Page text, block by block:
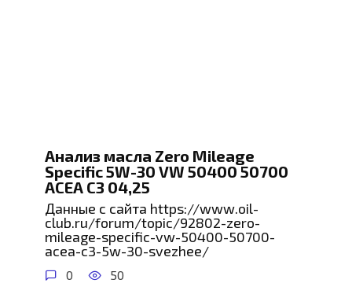
Анализ масла Zero Mileage
Specific 5W-30 VW 50400 50700
ACEA C3 04,25
Данные с сайта https://www.oil-
club.ru/forum/topic/92802-zero-
mileage-specific-vw-50400-50700-
acea-c3-5w-30-svezhee/
0 50